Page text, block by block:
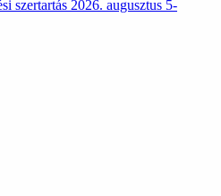
szertartás 2026. augusztus 5-